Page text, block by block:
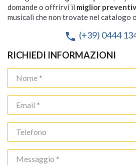
domande o offrirvi il miglior
musicali che non trovate nel catalogo
phone (+39) 0444
RICHIEDI INFORMAZIONI